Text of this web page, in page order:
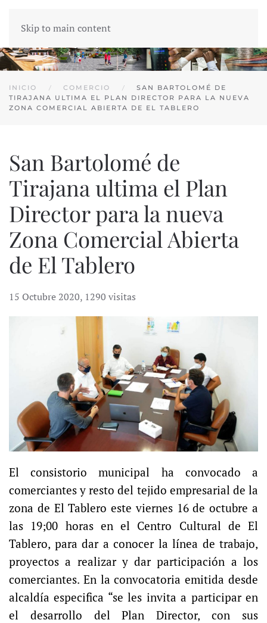
Skip to main content
INICIO COMERCIO
SAN BARTOLOMÉ DE
TIRAJANA ULTIMA EL PLAN DIRECTOR PARA LA NUEVA
ZONA COMERCIAL ABIERTA DE EL TABLERO
San Bartolomé de
Tirajana ultima el Plan
Director para la nueva
Zona Comercial Abierta
de El Tablero
15 Octubre 2020, 1290 visitas
El consistorio municipal ha convocado a
comerciantes y resto del tejido empresarial de la
zona de El Tablero este viernes 16 de octubre a
las 19;00 horas en el Centro Cultural de El
Tablero, para dar a conocer la línea de trabajo,
proyectos a realizar y dar participación a los
comerciantes. En la convocatoria emitida desde
alcaldía especifica “se les invita a participar en
el desarrollo del Plan Director, con sus